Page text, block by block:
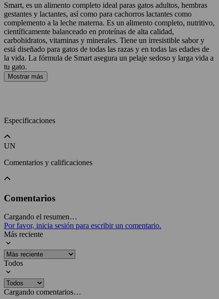
Smart, es un alimento completo ideal paras gatos adultos, hembras
gestantes y lactantes, así como para cachorros lactantes como
complemento a la leche materna. Es un alimento completo, nutritivo,
científicamente balanceado en proteínas de alta calidad,
carbohidratos, vitaminas y minerales. Tiene un irresistible sabor y
está diseñado para gatos de todas las razas y en todas las edades de
la vida. La fórmula de Smart asegura un pelaje sedoso y larga vida a
tu gato.
Mostrar más
Especificaciones
UN
Comentarios y calificaciones
Comentarios
Cargando el resumen…
Por favor, inicia sesión para escribir un comentario.
Más reciente
Todos
Cargando comentarios…